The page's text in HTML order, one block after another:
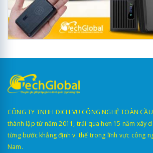
CÔNG TY TNHH DỊCH VỤ CÔNG NGHỆ TOÀN
thành lập từ năm 2011, trải qua hơn 15 năm xây
từng bước khẳng định vị thế trong lĩnh vực công
Nam.